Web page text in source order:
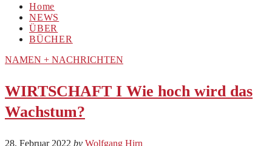
Home
NEWS
ÜBER
BÜCHER
NAMEN + NACHRICHTEN
WIRTSCHAFT I Wie hoch wird das
Wachstum?
28. Februar 2022 by Wolfgang Hirn